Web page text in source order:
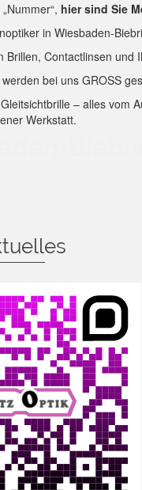
hier sind Sie
in Wiesbaden-
Contactlinsen und
bei uns GROSS
– alles vom
Werkstatt.